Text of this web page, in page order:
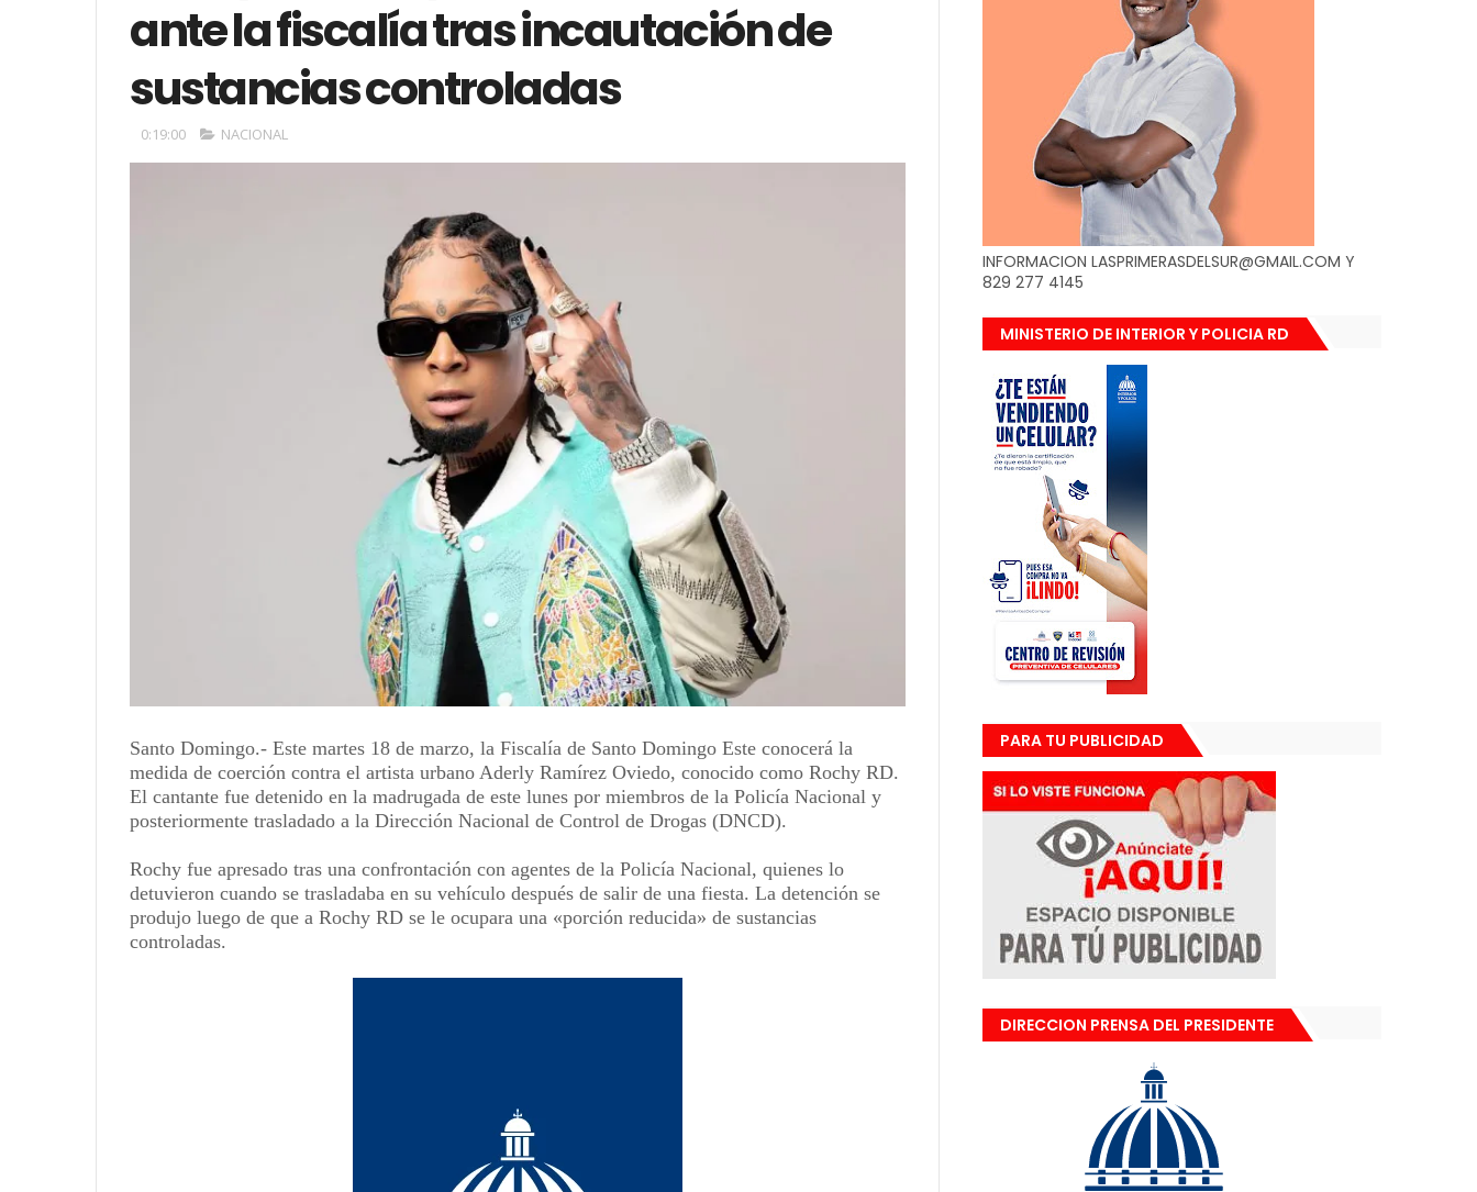
ante la fiscalía tras incautación de
sustancias controladas
0:19:00 NACIONAL
Santo Domingo.- Este martes 18 de marzo, la Fiscalía de Santo Domingo Este conocerá la
medida de coerción contra el artista urbano Aderly Ramírez Oviedo, conocido como Rochy RD.
El cantante fue detenido en la madrugada de este lunes por miembros de la Policía Nacional y
posteriormente trasladado a la Dirección Nacional de Control de Drogas (DNCD).
Rochy fue apresado tras una confrontación con agentes de la Policía Nacional, quienes lo
detuvieron cuando se trasladaba en su vehículo después de salir de una fiesta. La detención se
produjo luego de que a Rochy RD se le ocupara una «porción reducida» de sustancias
controladas.
INFORMACION LASPRIMERASDELSUR@GMAIL.COM Y
829 277 4145
MINISTERIO DE INTERIOR Y POLICIA RD
PARA TU PUBLICIDAD
DIRECCION PRENSA DEL PRESIDENTE